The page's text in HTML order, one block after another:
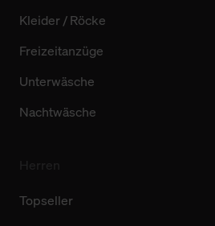
Kleider / Röcke
Freizeitanzüge
Unterwäsche
Nachtwäsche
Topseller